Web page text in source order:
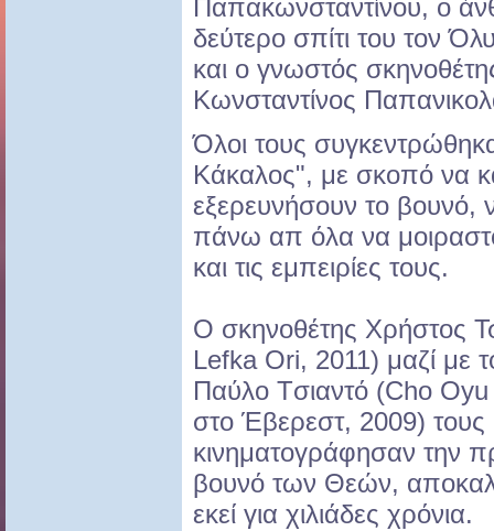
Παπακωνσταντίνου, ο
δεύτερο σπίτι του τον
και ο γνωστός
Κωνσταντίνος
Όλοι τους
Κάκαλος", με σκοπό να
εξερευνήσουν το βουνό,
πάνω απ όλα να
και τις εμπειρίες τους.
Ο σκηνοθέτης Χρήστος
Lefka Ori, 2011) μαζί με
Παύλο Tσιαντό (Cho
στο Έβερεστ, 2009) τους
κινηματογράφησαν την
βουνό των Θεών,
εκεί για χιλιάδες χρόνια.